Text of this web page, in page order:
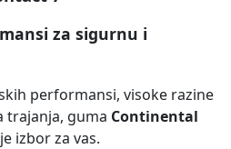
za sigurnu i
performansi, visoke razine
trajanja, guma Continental
izbor za vas.